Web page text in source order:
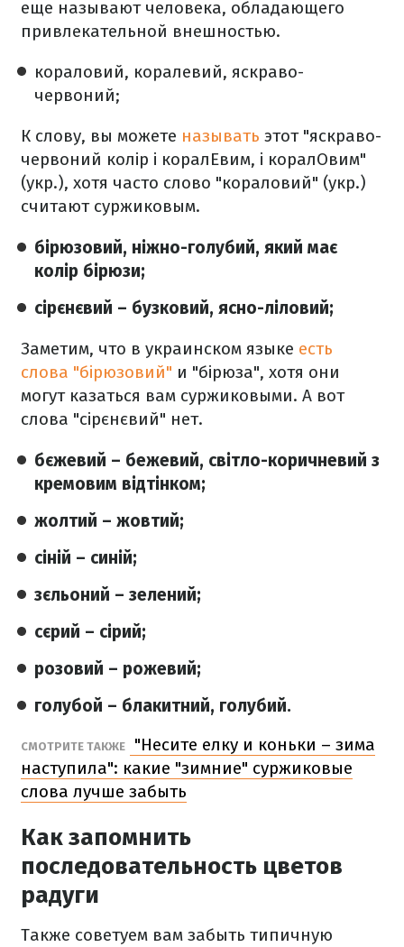
еще называют человека, обладающего
привлекательной внешностью.
кораловий, коралевий, яскраво-
червоний;
К слову, вы можете называть этот "яскраво-
червоний колір і коралЕвим, і коралОвим"
(укр.), хотя часто слово "кораловий" (укр.)
считают суржиковым.
бірюзовий, ніжно-голубий, який має
колір бірюзи;
сірєнєвий – бузковий, ясно-ліловий;
Заметим, что в украинском языке есть
слова "бірюзовий" и "бірюза", хотя они
могут казаться вам суржиковыми. А вот
слова "сірєнєвий" нет.
бєжевий – бежевий, світло-коричневий з
кремовим відтінком;
жолтий – жовтий;
сіній – синій;
зєльоний – зелений;
сєрий – сірий;
розовий – рожевий;
голубой – блакитний, голубий.
СМОТРИТЕ ТАКЖЕ
"Несите елку и коньки – зима
наступила": какие "зимние" суржиковые
слова лучше забыть
Как запомнить
последовательность цветов
радуги
Также советуем вам забыть типичную